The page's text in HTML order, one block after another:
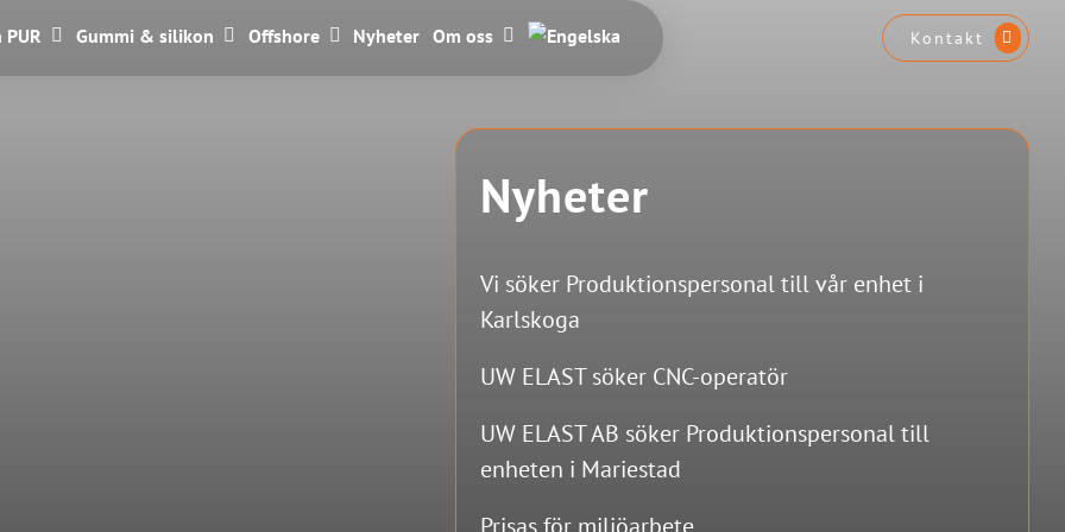
Gummi & silikon Offshore Nyheter Om oss Kontakt
Nyheter
Vi söker Produktionspersonal till vår enhet i
Karlskoga
UW ELAST söker CNC-operatör
UW ELAST AB söker Produktionspersonal till
enheten i Mariestad